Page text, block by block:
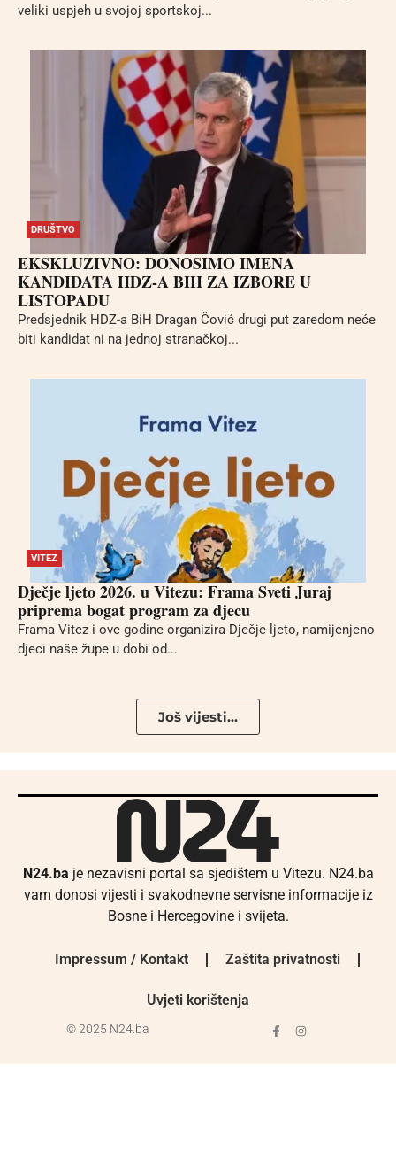
veliki uspjeh u svojoj sportskoj...
DRUŠTVO
EKSKLUZIVNO: DONOSIMO IMENA
KANDIDATA HDZ-A BIH ZA IZBORE U
LISTOPADU
Predsjednik HDZ-a BiH Dragan Čović drugi put zaredom neće
biti kandidat ni na jednoj stranačkoj...
VITEZ
Dječje ljeto 2026. u Vitezu: Frama Sveti Juraj
priprema bogat program za djecu
Frama Vitez i ove godine organizira Dječje ljeto, namijenjeno
djeci naše župe u dobi od...
Još vijesti...
N24.ba je nezavisni portal sa sjedištem u Vitezu. N24.ba
vam donosi vijesti i svakodnevne servisne informacije iz
Bosne i Hercegovine i svijeta.
Impressum / Kontakt Zaštita privatnosti
Uvjeti korištenja
© 2025 N24.ba